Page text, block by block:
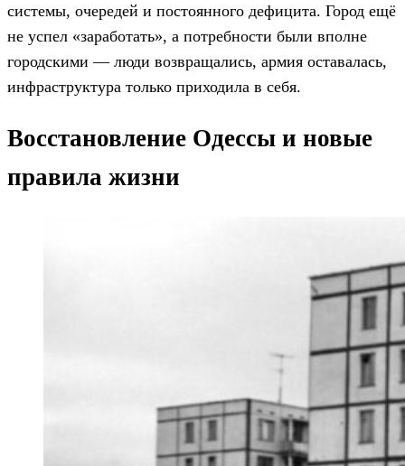
системы, очередей и постоянного дефицита. Город ещё
не успел «заработать», а потребности были вполне
городскими — люди возвращались, армия оставалась,
инфраструктура только приходила в себя.
Восстановление Одессы и новые
правила жизни